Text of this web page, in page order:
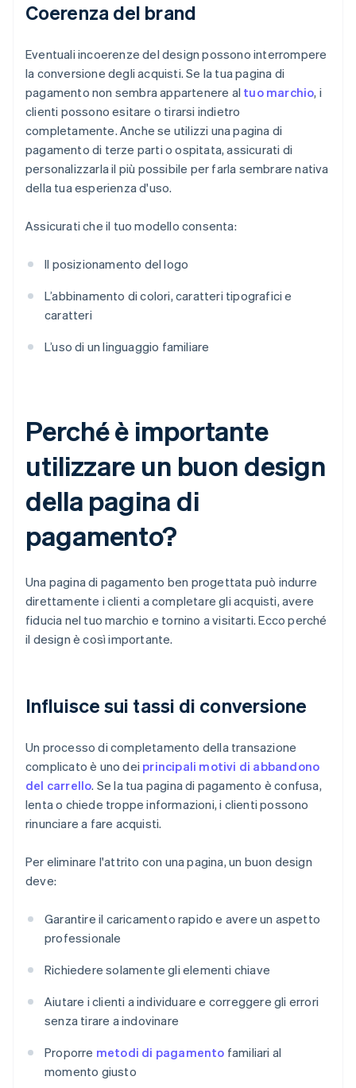
Coerenza del brand
Eventuali incoerenze del design possono interrompere
la conversione degli acquisti. Se la tua pagina di
pagamento non sembra appartenere al tuo marchio, i
clienti possono esitare o tirarsi indietro
completamente. Anche se utilizzi una pagina di
pagamento di terze parti o ospitata, assicurati di
personalizzarla il più possibile per farla sembrare nativa
della tua esperienza d'uso.
Assicurati che il tuo modello consenta:
Il posizionamento del logo
L’abbinamento di colori, caratteri tipografici e
caratteri
L’uso di un linguaggio familiare
Perché è importante
utilizzare un buon design
della pagina di
pagamento?
Una pagina di pagamento ben progettata può indurre
direttamente i clienti a completare gli acquisti, avere
fiducia nel tuo marchio e tornino a visitarti. Ecco perché
il design è così importante.
Influisce sui tassi di conversione
Un processo di completamento della transazione
complicato è uno dei principali motivi di abbandono
del carrello. Se la tua pagina di pagamento è confusa,
lenta o chiede troppe informazioni, i clienti possono
rinunciare a fare acquisti.
Per eliminare l'attrito con una pagina, un buon design
deve:
Garantire il caricamento rapido e avere un aspetto
professionale
Richiedere solamente gli elementi chiave
Aiutare i clienti a individuare e correggere gli errori
senza tirare a indovinare
Proporre metodi di pagamento familiari al
momento giusto